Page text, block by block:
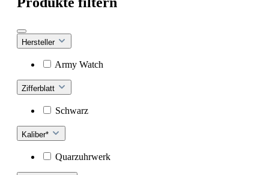
Hersteller
Army Watch
Zifferblatt
Schwarz
Kaliber*
Quarzuhrwerk